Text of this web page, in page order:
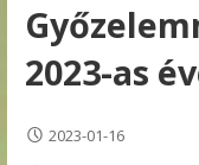
2023-as
2023-01-16